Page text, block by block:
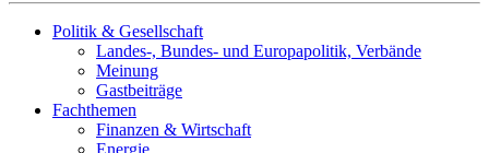
Politik & Gesellschaft
Landes-, Bundes- und Europapolitik, Verbände
Meinung
Gastbeiträge
Fachthemen
Finanzen & Wirtschaft